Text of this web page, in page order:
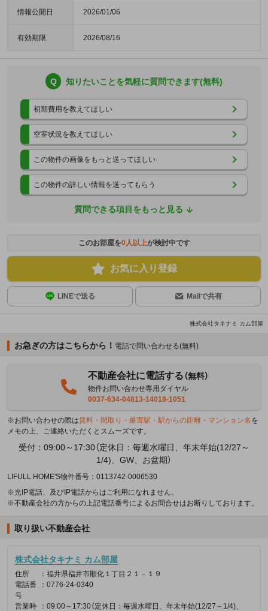
情報公開日 2026/01/06
有効期限 2026/08/16
Q 知りたいことを気軽に質問できます(無料)
初期費用を教えてほしい
空室状況を教えてほしい
この物件の画像をもっと送ってほしい
この物件の詳しい情報を送ってもらう
質問できる項目をもっと見る
このお部屋を0人以上が検討中です
お気に入り登録
LINEで送る Mailで共有
株式会社タキナミ カム部屋
お急ぎの方はこちらから！ 電話で問い合わせる(無料)
不動産会社に電話する（無料）
物件お問い合わせ専用ダイヤル
0037-634-04813-14018-1051
※お問い合わせの際は賃料・間取り・最寄駅・駅からの距離・マンション名 を
メモの上、ご連絡いただくとスムーズです。
受付：09:00～17:30（定休日：毎週水曜日、年末年始(12/27～
1/4)、GW、お盆期）
LIFULL HOME'S物件番号：0113742-0006530
※光IP電話、及びIP電話からはご利用になれません。
※不動産会社の方からの上記電話番号によるお問合せはお断りしております。
取り扱い不動産会社
株式会社タキナミ カム部屋
住所
：福井県福井市順化１丁目２１－１９
電話番
号
：0776-24-0340
営業時
：09:00～17:30（定休日：毎週水曜日、年末年始(12/27～1/4)、